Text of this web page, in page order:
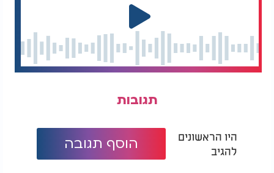
למראה צבעוני:
הוסיפו סלק קטן מבושל למתכון - זה יעניק לפירה צבע
ורדרד מדהים וטעם מתקתק.
שמנת.
תגובות
היו הראשונים
להגיב
הוסף תגובה